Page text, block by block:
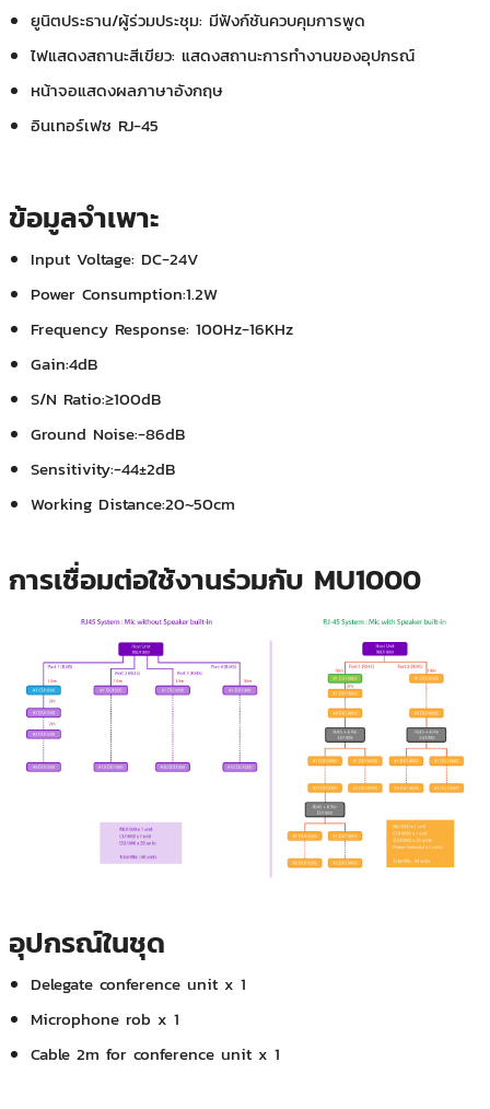
ยูนิตประธาน/ผู้ร่วมประชุม: มีฟังก์ชันควบคุมการพูด
ไฟแสดงสถานะสีเขียว: แสดงสถานะการทำงานของอุปกรณ์
หน้าจอแสดงผลภาษาอังกฤษ
อินเทอร์เฟซ RJ-45
ข้อมูลจำเพาะ
Input Voltage: DC-24V
Power Consumption:1.2W
Frequency Response: 100Hz-16KHz
Gain:4dB
S/N Ratio:≥100dB
Ground Noise:-86dB
Sensitivity:-44±2dB
Working Distance:20~50cm
การเชื่อมต่อใช้งานร่วมกับ MU1000
อุปกรณ์ในชุด
Delegate conference unit x 1
Microphone rob x 1
Cable 2m for conference unit x 1